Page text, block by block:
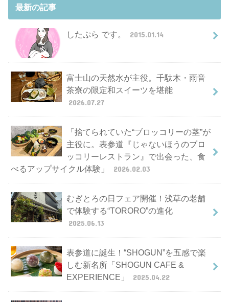
最新の記事
したぷら です。 2015.01.14
富士山の天然水が主役。千駄木・雨音
茶寮の限定和スイーツを堪能
2026.07.27
「捨てられていた“ブロッコリーの茎”が
主役に。表参道『じゃないほうのブロ
ッコリーレストラン』で出会った、食
べるアップサイクル体験」
2026.02.03
むぎとろの日フェア開催！浅草の老舗
で体験する“TORORO”の進化
2025.06.13
表参道に誕生！“SHOGUN”を五感で楽
しむ新名所「SHOGUN CAFE &
EXPERIENCE」
2025.04.22